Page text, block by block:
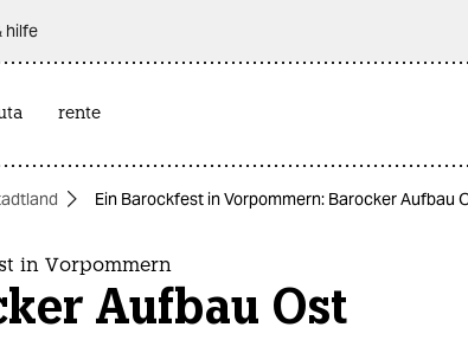
hilfe
rente
Ein Barockfest in Vorpommern: Barocker Aufbau
in Vorpommern
Aufbau Ost